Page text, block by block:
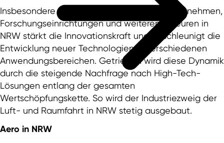
Insbesondere die enge Vernetzung von Unternehmen,
Forschungseinrichtungen und weiteren Akteuren in
NRW stärkt die Innovationskraft und beschleunigt die
Entwicklung neuer Technologien in verschiedenen
Anwendungsbereichen. Getrieben wird diese Dynamik
durch die steigende Nachfrage nach High-Tech-
Lösungen entlang der gesamten
Wertschöpfungskette. So wird der Industriezweig der
Luft- und Raumfahrt in NRW stetig ausgebaut.
Aero in NRW